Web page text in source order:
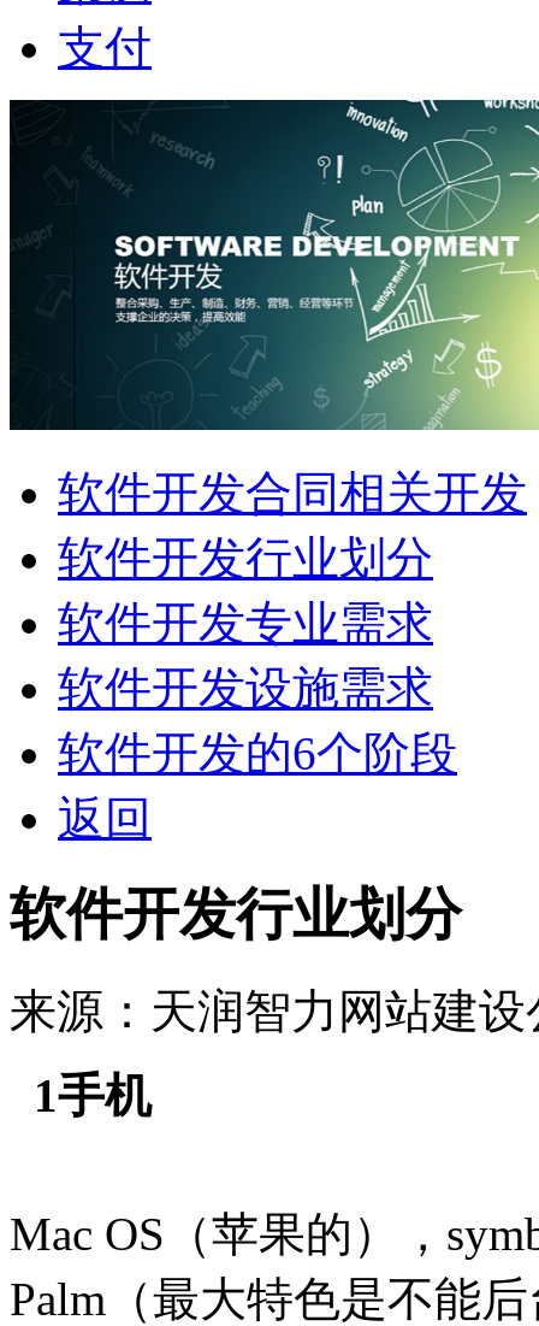
支付
软件开发合同相关开发
软件开发行业划分
软件开发专业需求
软件开发设施需求
软件开发的6个阶段
返回
软件开发行业划分
来源：天润智力网站建
1手机
Mac OS（苹果的），
Palm（最大特色是不能